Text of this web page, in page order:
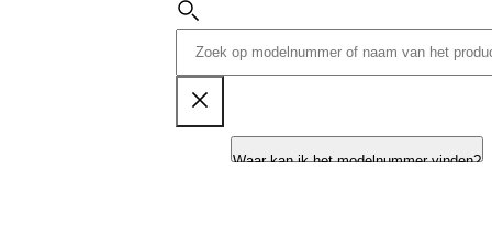
Waar kan ik het modelnummer vinden?